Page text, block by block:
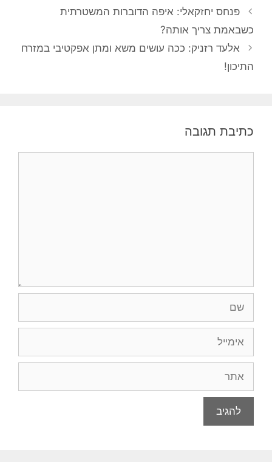
פנחס יחזקאלי: איפה הדוברות המשטרתית
כשבאמת צריך אותה?
אלעד רזניק: ככה עושים משא ומתן אפקטיבי במזרח
התיכון!
כתיבת תגובה